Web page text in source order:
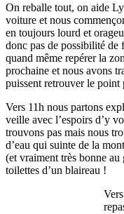
On reballe tout, on aide
voiture et nous
en toujours lourd et
donc pas de possibilité
quand même repérer la
prochaine et nous avons
puissent retrouver le point
Vers 11h nous partons
veille avec l’espoirs d’y
trouvons pas mais nous
d’eau qui suinte de la
(et vraiment très bonne
toilettes d’un blaireau !